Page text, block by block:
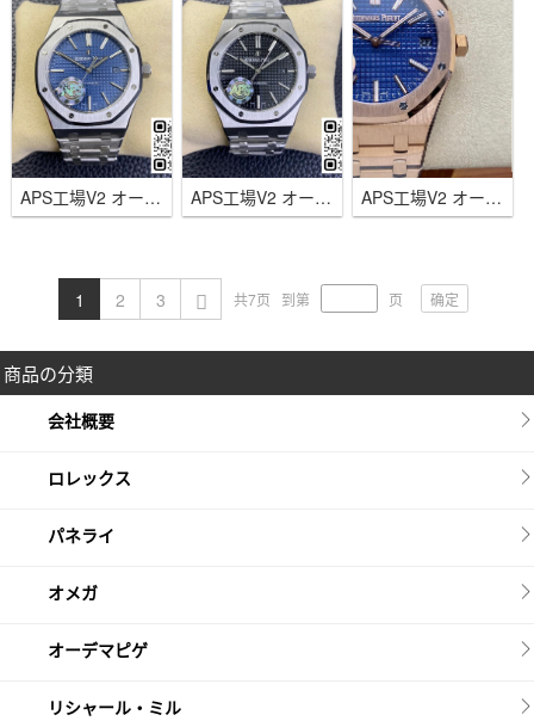
APS工場V2 オーデマピゲ ロイヤル オーク15400ブルー 41ｍｍ 一体式3120ムーブメント APS工場V2 オーデマピゲ ロイヤル オーク15400ブラック 41ｍｍ 一体式3120ムーブメント APS工場V2 オーデマピゲ ロイヤルオーク15510ローズゴールド 41ｍｍブルー 一体式4302自動巻き
1 2 3 共7页 到第 页 确定
商品の分類
会社概要
ロレックス
パネライ
オメガ
オーデマピゲ
リシャール・ミル